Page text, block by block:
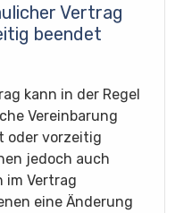
Vertrag
beendet
kann in der Regel
Vereinbarung
oder vorzeitig
jedoch auch
im Vertrag
eine Änderung